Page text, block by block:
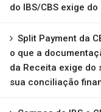
do IBS/CBS exige do
Split Payment da
o que a
da Receita exige do
sua conciliação